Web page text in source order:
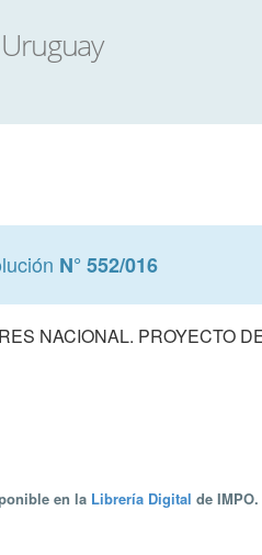
N° 552/016
NACIONAL. PROYECTO
en la Librería Digital de IMPO.